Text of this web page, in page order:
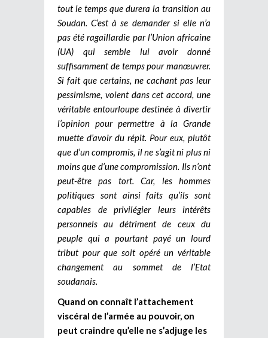
tout le temps que durera la transition au
Soudan. C’est à se demander si elle n’a
pas été ragaillardie par l’Union africaine
(UA) qui semble lui avoir donné
suffisamment de temps pour manœuvrer.
Si fait que certains, ne cachant pas leur
pessimisme, voient dans cet accord, une
véritable entourloupe destinée à divertir
l’opinion pour permettre à la Grande
muette d’avoir du répit. Pour eux, plutôt
que d’un compromis, il ne s’agit ni plus ni
moins que d’une compromission. Ils n’ont
peut-être pas tort. Car, les hommes
politiques sont ainsi faits qu’ils sont
capables de privilégier leurs intérêts
personnels au détriment de ceux du
peuple qui a pourtant payé un lourd
tribut pour que soit opéré un véritable
changement au sommet de l’Etat
soudanais.
Quand on connaît l’attachement
viscéral de l’armée au pouvoir, on
peut craindre qu’elle ne s’adjuge les